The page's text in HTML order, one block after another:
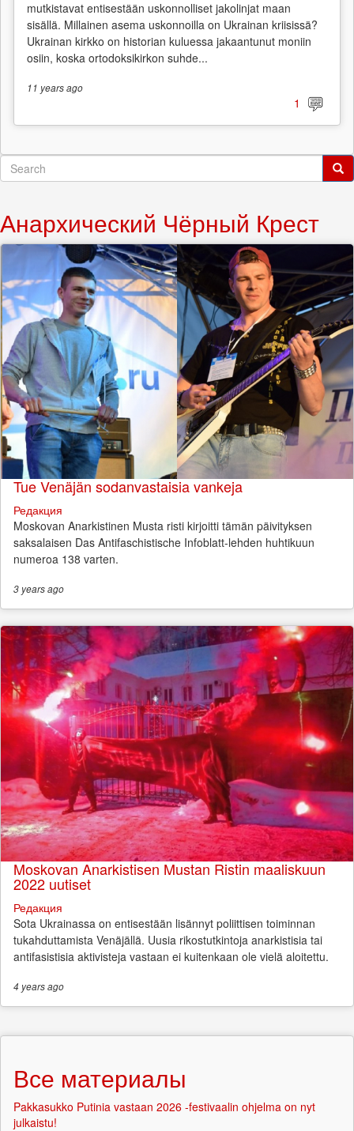
mutkistavat entisestään uskonnolliset jakolinjat maan
sisällä. Millainen asema uskonnoilla on Ukrainan kriisissä?
Ukrainan kirkko on historian kuluessa jakaantunut moniin
osiin, koska ortodoksikirkon suhde...
11 yearsago
1
Search
Анархический Чёрный Крест
Tue Venäjän sodanvastaisia vankeja
Редакция
Moskovan Anarkistinen Musta risti kirjoitti tämän päivityksen
saksalaisen Das Antifaschistische Infoblatt-lehden huhtikuun
numeroa 138 varten.
3 yearsago
Moskovan Anarkistisen Mustan Ristin maaliskuun
2022 uutiset
Редакция
Sota Ukrainassa on entisestään lisännyt poliittisen toiminnan
tukahduttamista Venäjällä. Uusia rikostutkintoja anarkistisia tai
antifasistisia aktivisteja vastaan ei kuitenkaan ole vielä aloitettu.
4 yearsago
Все материалы
Pakkasukko Putinia vastaan 2026 -festivaalin ohjelma on nyt
julkaistu!